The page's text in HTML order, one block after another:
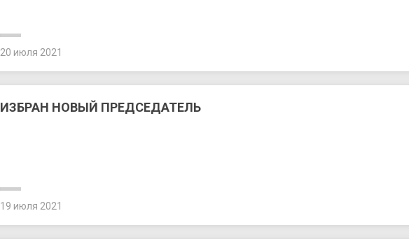
20 июля 2021
ИЗБРАН НОВЫЙ ПРЕДСЕДАТЕЛЬ
19 июля 2021